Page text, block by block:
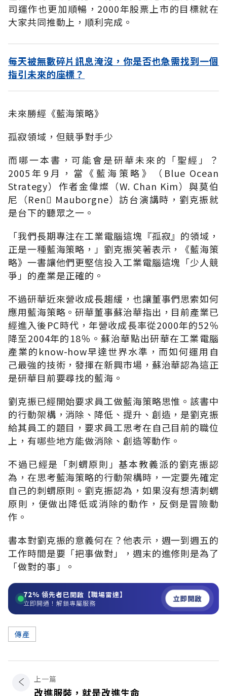
司運作也更加順暢，2000年股票上市的目標就在
大家共同推動上，順利完成。
每天被無數碎片訊息淹沒，你是否也急需找到一個
指引未來的座標？
未來勝經《藍海策略》
孤寂領域，但競爭對手少
而哪一本書，可能會是研華未來的「聖經」？
2005年9月，當《藍海策略》（Blue Ocean
Strategy）作者金偉燦（W. Chan Kim）與莫伯
尼（Ren Mauborgne）訪台演講時，劉克振就
是台下的聽眾之一。
「我們長期專注在工業電腦這塊『孤寂』的領域，
正是一種藍海策略，」劉克振笑著表示，《藍海策
略》一書讓他們更堅信投入工業電腦這塊「少人競
爭」的產業是正確的。
不過研華近來營收成長趨緩，也讓董事們思索如何
應用藍海策略。研華董事蘇治華指出，目前產業已
經進入後PC時代，年營收成長率從2000年的52％
降至2004年的18％。蘇治華點出研華在工業電腦
產業的know-how早達世界水準，而如何運用自
己最強的技術，發揮在新興市場，蘇治華認為這正
是研華目前要尋找的藍海。
劉克振已經開始要求員工做藍海策略思惟。該書中
的行動架構，消除、降低、提升、創造，是劉克振
給其員工的題目，要求員工思考在自己目前的職位
上，有哪些地方能做消除、創造等動作。
不過已經是「刺蝟原則」基本教義派的劉克振認
為，在思考藍海策略的行動架構時，一定要先確定
自己的刺蝟原則。劉克振認為，如果沒有想清刺蝟
原則，便做出降低或消除的動作，反倒是冒險動
作。
書本對劉克振的意義何在？他表示，週一到週五的
工作時間是要「把事做對」，週末的進修則是為了
「做對的事」。
72% 領先者已開啟【職場雷達】
立即開通！解鎖專屬服務 立即開啟
傳產
上一篇
改進服裝，就是改進生命